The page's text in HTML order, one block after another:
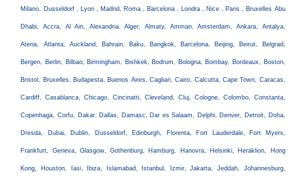
Milano, Dusseldorf , Lyon , Madrid, Roma , Barcelona , Londra , Nice , Paris , Bruxelles Abu
Dhabi, Accra, Al Ain, Alexandria, Alger, Almaty, Amman, Amsterdam, Ankara, Antalya,
Atena, Atlanta, Auckland, Bahrain, Baku, Bangkok, Barcelona, Beijing, Beirut, Belgrad,
Bergen, Berlin, Bilbao, Birmingham, Bishkek, Bodrum, Bologna, Bombay, Bordeaux, Boston,
Bristol, Bruxelles, Budapesta, Buenos Aires, Cagliari, Cairo, Calcutta, Cape Town, Caracas,
Cardiff, Casablanca, Chicago, Cincinatti, Cleveland, Cluj, Cologne, Colombo, Constanta,
Copenhaga, Corfu, Dakar, Dallas, Damasc, Dar es Salaam, Delphi, Denver, Detroit, Doha,
Dresda, Dubai, Dublin, Dusseldorf, Edinburgh, Florenta, Fort Lauderdale, Fort Myers,
Frankfurt, Geneva, Glasgow, Gothenburg, Hamburg, Hanovra, Helsinki, Heraklion, Hong
Kong, Houston, Iasi, Ibiza, Islamabad, Istanbul, Izmir, Jakarta, Jeddah, Johannesburg,